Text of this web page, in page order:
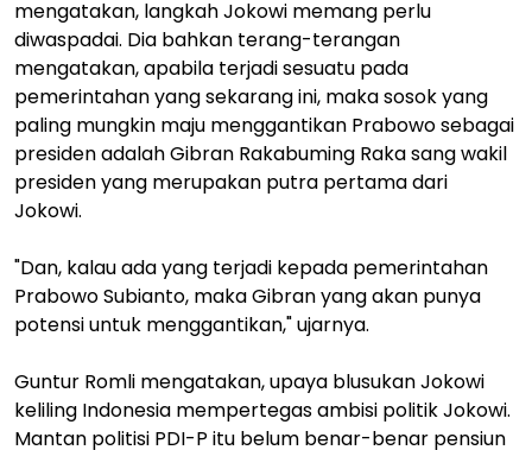
mengatakan, langkah Jokowi memang perlu
diwaspadai. Dia bahkan terang-terangan
mengatakan, apabila terjadi sesuatu pada
pemerintahan yang sekarang ini, maka sosok yang
paling mungkin maju menggantikan Prabowo sebagai
presiden adalah Gibran Rakabuming Raka sang wakil
presiden yang merupakan putra pertama dari
Jokowi.
"Dan, kalau ada yang terjadi kepada pemerintahan
Prabowo Subianto, maka Gibran yang akan punya
potensi untuk menggantikan," ujarnya.
Guntur Romli mengatakan, upaya blusukan Jokowi
keliling Indonesia mempertegas ambisi politik Jokowi.
Mantan politisi PDI-P itu belum benar-benar pensiun